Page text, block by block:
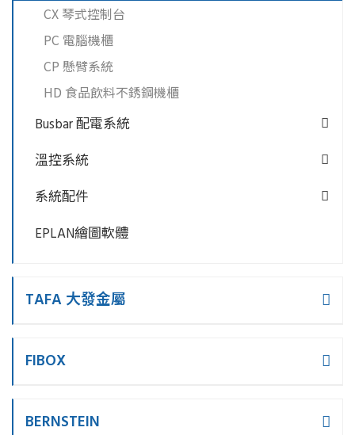
CX 琴式控制台
PC 電腦機櫃
CP 懸臂系統
HD 食品飲料不銹鋼機櫃
Busbar 配電系統
溫控系統
系統配件
EPLAN繪圖軟體
TAFA 大發金屬
FIBOX
BERNSTEIN